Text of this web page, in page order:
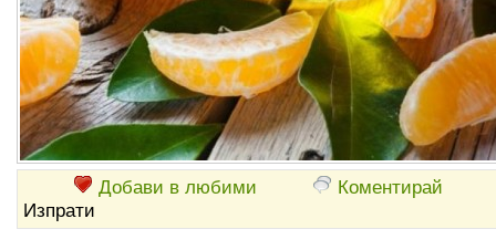
Добави в любими
Коментирай
Изпрати